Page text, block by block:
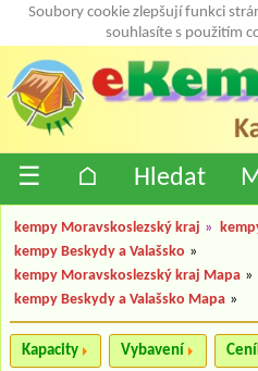
Soubory cookie zlepšují funkci
souhlasíte s použitím
☰ ⌂ Hledat
kempy Moravskoslezský kraj »
kempy Beskydy a Valašsko »
kempy Moravskoslezský kraj Mapa »
kempy Beskydy a Valašsko Mapa »
Kapacity Vybavení